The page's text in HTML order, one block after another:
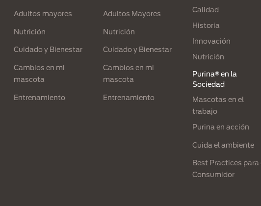
Adultos mayores
Nutrición
Cuidado y Bienestar
Cambios en mi
mascota
Entrenamiento
Adultos Mayores
Nutrición
Cuidado y Bienestar
Cambios en mi
mascota
Entrenamiento
Calidad
Historia
Innovación
Nutrición
Purina® en la
Sociedad
Mascotas en el
trabajo
Purina en acción
Cuida el ambiente
Best Practices para
Consumidor